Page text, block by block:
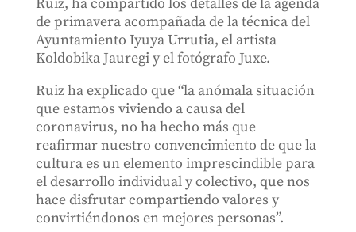
Ruiz, ha compartido los detalles de la agenda
de primavera acompañada de la técnica del
Ayuntamiento Iyuya Urrutia, el artista
Koldobika Jauregi y el fotógrafo Juxe.
Ruiz ha explicado que “la anómala situación
que estamos viviendo a causa del
coronavirus, no ha hecho más que
reafirmar nuestro convencimiento de que la
cultura es un elemento imprescindible para
el desarrollo individual y colectivo, que nos
hace disfrutar compartiendo valores y
convirtiéndonos en mejores personas”.